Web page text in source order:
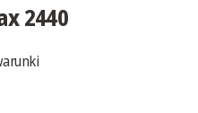
2440